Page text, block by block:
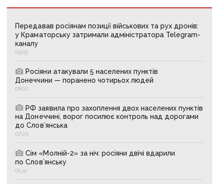
Передавав росіянам позиції військових та рух дронів:
у Краматорську затримали адміністратора Telegram-
каналу
09:05
Росіяни атакували 5 населених пунктів
Донеччини — поранено чотирьох людей
08:02
РФ заявила про захоплення двох населених пунктів
на Донеччині, ворог посилює контроль над дорогами
до Слов’янська
07:03
Сім «Молній-2» за ніч: росіяни двічі вдарили
по Слов’янську
05:41